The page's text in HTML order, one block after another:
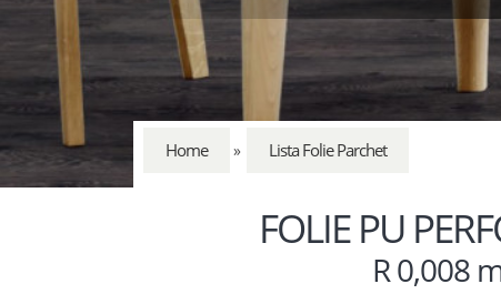
Home » Lista Folie Parchet
FOLIE PU
R 0,008